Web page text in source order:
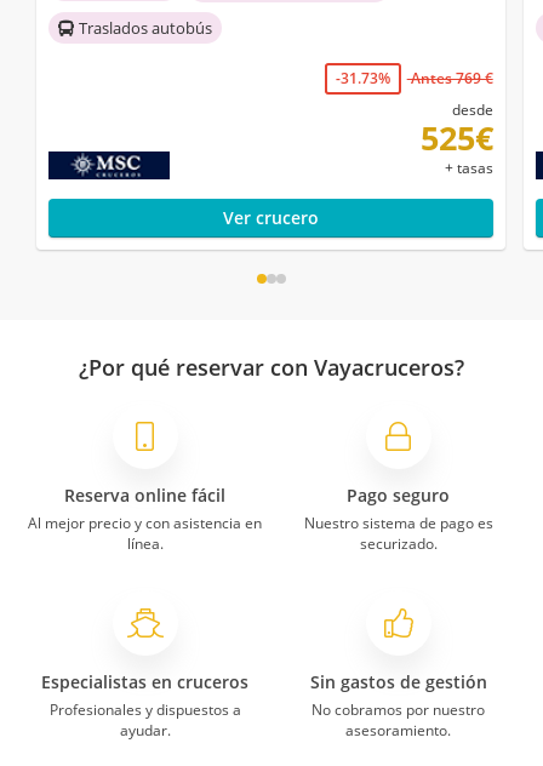
Traslados autobús
-31.73%
Antes 769 €
desde
525€
+ tasas
Ver crucero
¿Por qué reservar con Vayacruceros?
Reserva online fácil
Al mejor precio y con asistencia en
línea.
Pago seguro
Nuestro sistema de pago es
securizado.
Especialistas en cruceros
Profesionales y dispuestos a
ayudar.
Sin gastos de gestión
No cobramos por nuestro
asesoramiento.